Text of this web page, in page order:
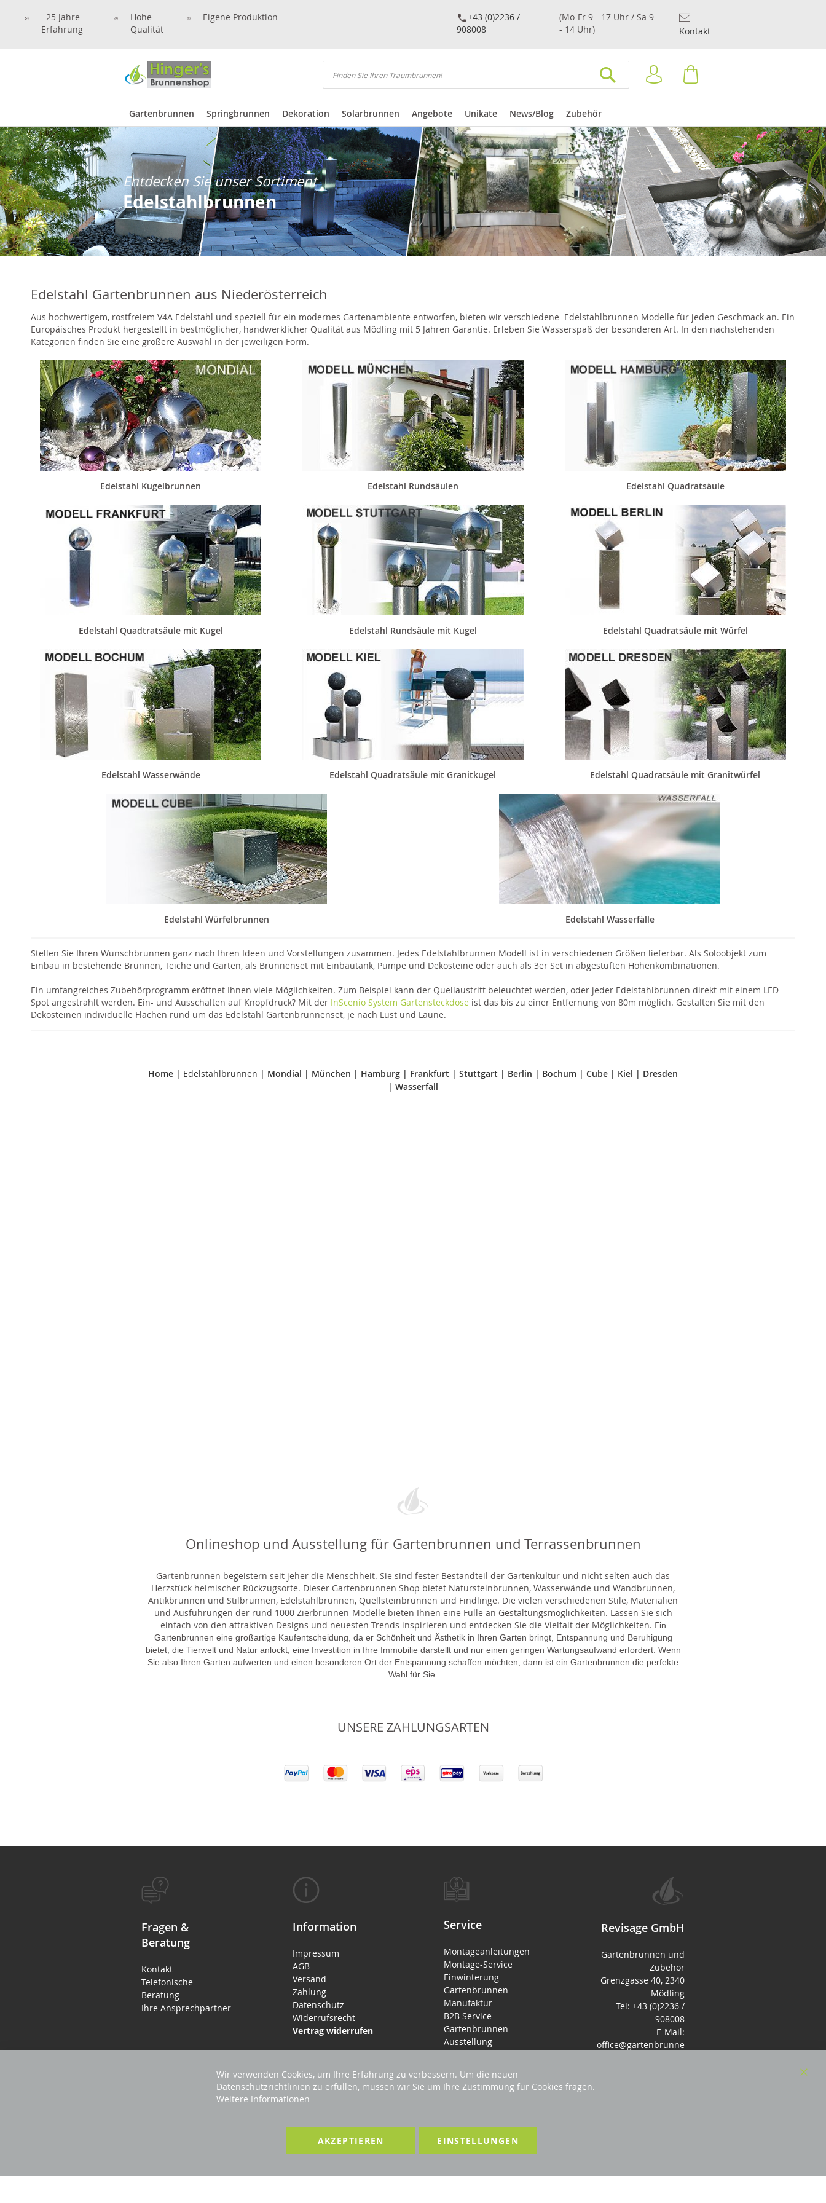
25 Jahre
Erfahrung
Hohe
Qualität
Eigene Produktion
+43 (0)2236 /
908008
(Mo-Fr 9 - 17 Uhr / Sa 9
- 14 Uhr)
Kontakt
Suchen
Anmelden
Gartenbrunnen Springbrunnen Dekoration Solarbrunnen Angebote Unikate News/Blog Zubehör
Entdecken Sie unser Sortiment
Edelstahlbrunnen
Edelstahl Gartenbrunnen aus Niederösterreich
Aus hochwertigem, rostfreiem V4A Edelstahl und speziell für ein modernes Gartenambiente entworfen, bieten wir verschiedene Edelstahlbrunnen Modelle für jeden Geschmack an. Ein
Europäisches Produkt hergestellt in bestmöglicher, handwerklicher Qualität aus Mödling mit 5 Jahren Garantie. Erleben Sie Wasserspaß der besonderen Art. In den nachstehenden
Kategorien finden Sie eine größere Auswahl in der jeweiligen Form.
Edelstahl Kugelbrunnen Edelstahl Rundsäulen Edelstahl Quadratsäule
Edelstahl Quadtratsäule mit Kugel Edelstahl Rundsäule mit Kugel Edelstahl Quadratsäule mit Würfel
Edelstahl Wasserwände Edelstahl Quadratsäule mit Granitkugel Edelstahl Quadratsäule mit Granitwürfel
Edelstahl Würfelbrunnen Edelstahl Wasserfälle
Stellen Sie Ihren Wunschbrunnen ganz nach Ihren Ideen und Vorstellungen zusammen. Jedes Edelstahlbrunnen Modell ist in verschiedenen Größen lieferbar. Als Soloobjekt zum
Einbau in bestehende Brunnen, Teiche und Gärten, als Brunnenset mit Einbautank, Pumpe und Dekosteine oder auch als 3er Set in abgestuften Höhenkombinationen.
Ein umfangreiches Zubehörprogramm eröffnet Ihnen viele Möglichkeiten. Zum Beispiel kann der Quellaustritt beleuchtet werden, oder jeder Edelstahlbrunnen direkt mit einem LED
Spot angestrahlt werden. Ein- und Ausschalten auf Knopfdruck? Mit der InScenio System Gartensteckdose ist das bis zu einer Entfernung von 80m möglich. Gestalten Sie mit den
Dekosteinen individuelle Flächen rund um das Edelstahl Gartenbrunnenset, je nach Lust und Laune.
Home | Edelstahlbrunnen | Mondial | München | Hamburg | Frankfurt | Stuttgart | Berlin | Bochum | Cube | Kiel | Dresden
| Wasserfall
Onlineshop und Ausstellung für Gartenbrunnen und Terrassenbrunnen
Gartenbrunnen begeistern seit jeher die Menschheit. Sie sind fester Bestandteil der Gartenkultur und nicht selten auch das
Herzstück heimischer Rückzugsorte. Dieser Gartenbrunnen Shop bietet Natursteinbrunnen, Wasserwände und Wandbrunnen,
Antikbrunnen und Stilbrunnen, Edelstahlbrunnen, Quellsteinbrunnen und Findlinge. Die vielen verschiedenen Stile, Materialien
und Ausführungen der rund 1000 Zierbrunnen-Modelle bieten Ihnen eine Fülle an Gestaltungsmöglichkeiten. Lassen Sie sich
einfach von den attraktiven Designs und neuesten Trends inspirieren und entdecken Sie die Vielfalt der Möglichkeiten. Ein
Gartenbrunnen eine großartige Kaufentscheidung, da er Schönheit und Ästhetik in Ihren Garten bringt, Entspannung und Beruhigung
bietet, die Tierwelt und Natur anlockt, eine Investition in Ihre Immobilie darstellt und nur einen geringen Wartungsaufwand erfordert. Wenn
Sie also Ihren Garten aufwerten und einen besonderen Ort der Entspannung schaffen möchten, dann ist ein Gartenbrunnen die perfekte
Wahl für Sie.
UNSERE ZAHLUNGSARTEN
Fragen &
Beratung
Kontakt
Telefonische
Beratung
Ihre Ansprechpartner
Information
Impressum
AGB
Versand
Zahlung
Datenschutz
Widerrufsrecht
Vertrag widerrufen
Service
Montageanleitungen
Montage-Service
Einwinterung
Gartenbrunnen
Manufaktur
B2B Service
Gartenbrunnen
Ausstellung
Revisage GmbH
Gartenbrunnen und
Zubehör
Grenzgasse 40, 2340
Mödling
Tel: +43 (0)2236 /
908008
E-Mail:
office@gartenbrunne
Wir verwenden Cookies, um Ihre Erfahrung zu verbessern. Um die neuen
Datenschutzrichtlinien zu erfüllen, müssen wir Sie um Ihre Zustimmung für Cookies fragen.
Weitere Informationen
AKZEPTIEREN EINSTELLUNGEN